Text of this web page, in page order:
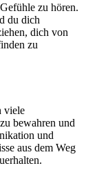
zu hören.
du dich
dich von
zu
viele
bewahren und
und
aus dem Weg